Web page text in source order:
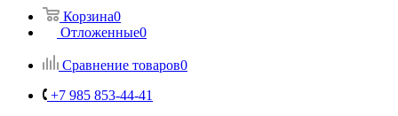
Корзина0
Отложенные0
Сравнение товаров0
+7 985 853-44-41